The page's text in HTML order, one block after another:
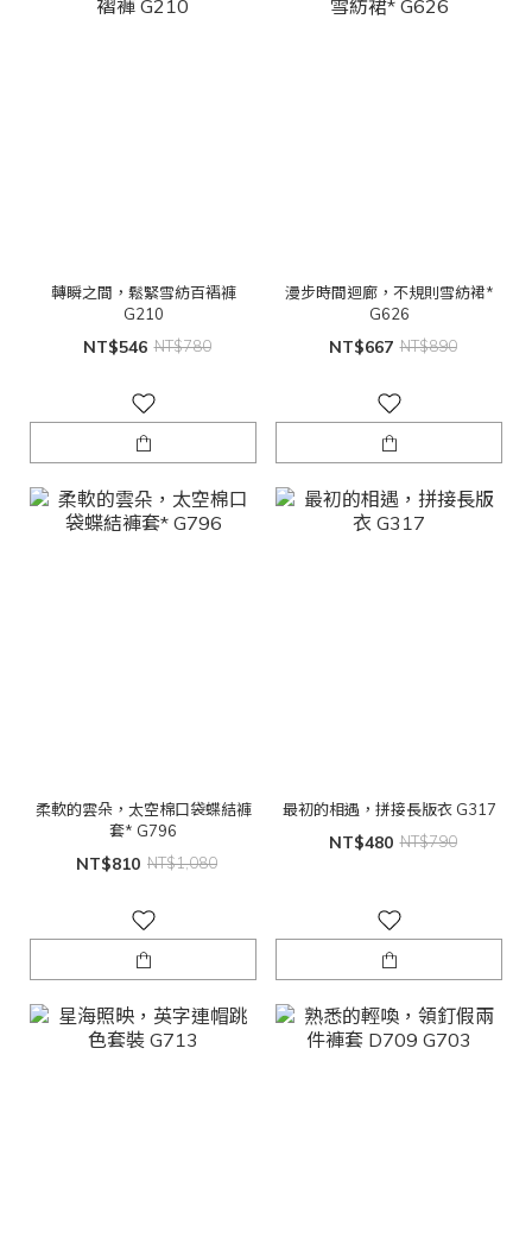
轉瞬之間，鬆緊雪紡百褶褲
G210
NT$546 NT$780
漫步時間迴廊，不規則雪紡裙*
G626
NT$667 NT$890
柔軟的雲朵，太空棉口袋蝶結褲
套* G796
NT$810 NT$1,080
最初的相遇，拼接長版衣 G317
NT$480 NT$790